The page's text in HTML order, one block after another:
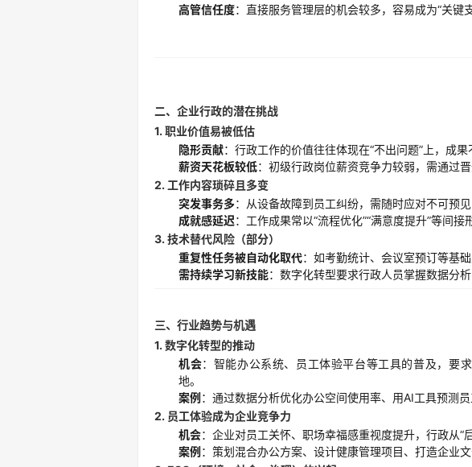
高管信任度：直接服务管理层的机会较多，容易成为“关键支
二、企业行政的潜在挑战
1. 职业价值易被低估
隐形贡献：行政工作的价值往往体现在“不出问题”上，成果
薪资天花板较低：初级行政岗位薪资竞争力较弱，需通过晋
2. 工作内容琐碎且多变
突发事务多：从设备故障到员工纠纷，需随时应对不可预见
成就感延迟：工作成果常以“流程优化”“满意度提升”等间接
3. 技术替代风险（部分）
重复性任务被自动化取代：如考勤统计、会议室预订等基
需持续学习新技能：数字化转型要求行政人员掌握数据分
三、行业趋势与机遇
1. 数字化转型的推动
机会：智能办公系统、员工体验平台等工具的普及，要
地。
案例 ：通过数据分析优化办公空间使用率、用AI工具预测员
2. 员工体验成为企业竞争力
机会：企业对员工关怀、职场幸福感重视度提升，行政从“
案例 ：策划混合办公方案、设计健康管理项目、打造企业文